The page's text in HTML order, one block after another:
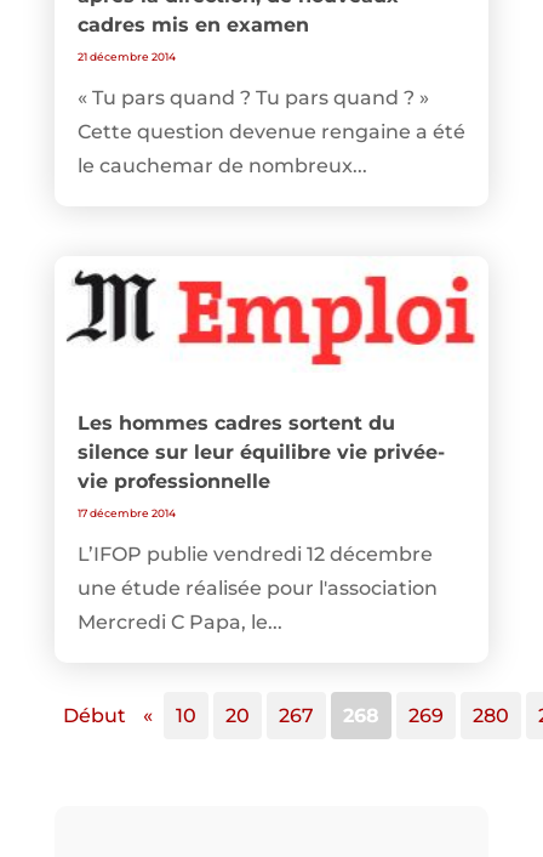
cadres mis en examen
21 décembre 2014
« Tu pars quand ? Tu pars quand ? »
Cette question devenue rengaine a été
le cauchemar de nombreux...
Les hommes cadres sortent du
silence sur leur équilibre vie privée-
vie professionnelle
17 décembre 2014
L’IFOP publie vendredi 12 décembre
une étude réalisée pour l'association
Mercredi C Papa, le...
Début « 10 20 267 268 269 280